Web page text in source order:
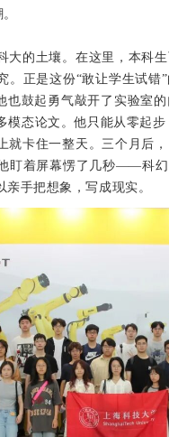
大的土壤。在这里，本科生
。正是这份“敢让学生试错
也鼓起勇气敲开了实验室的
模态论文。他只能从零起步
就卡住一整天。三个月后，
盯着屏幕愣了几秒——科幻
手把想象，写成现实。